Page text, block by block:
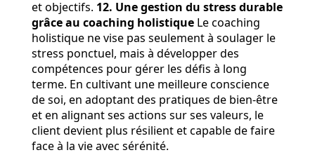
et objectifs. 12. Une gestion du stress durable
grâce au coaching holistique Le coaching
holistique ne vise pas seulement à soulager le
stress ponctuel, mais à développer des
compétences pour gérer les défis à long
terme. En cultivant une meilleure conscience
de soi, en adoptant des pratiques de bien-être
et en alignant ses actions sur ses valeurs, le
client devient plus résilient et capable de faire
face à la vie avec sérénité.